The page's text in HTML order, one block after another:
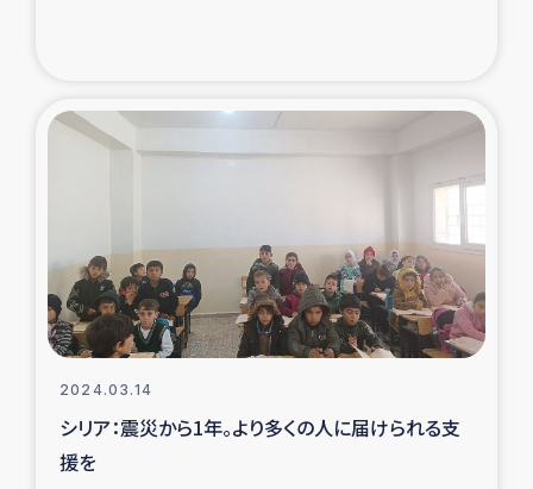
スリランカの南北女性をつなぐサリー・リサイクル・プロ
復興支援事業
民際教育事業
ガザ人道支援
2024.03.14
シリア：震災から1年。より多くの人に届けられる支
援を